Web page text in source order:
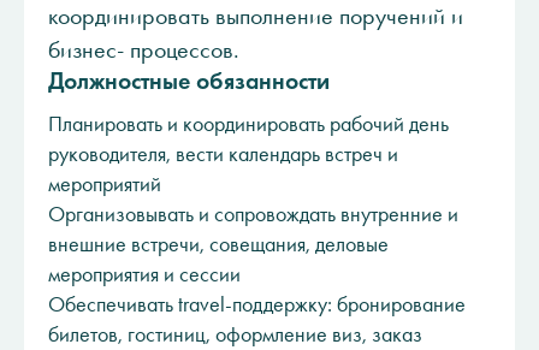
координировать выполнение поручений и
бизнес- процессов.
Должностные обязанности
Планировать и координировать рабочий день
руководителя, вести календарь встреч и
мероприятий
Организовывать и сопровождать внутренние и
внешние встречи, совещания, деловые
мероприятия и сессии
Обеспечивать travel-поддержку: бронирование
билетов, гостиниц, оформление виз, заказ